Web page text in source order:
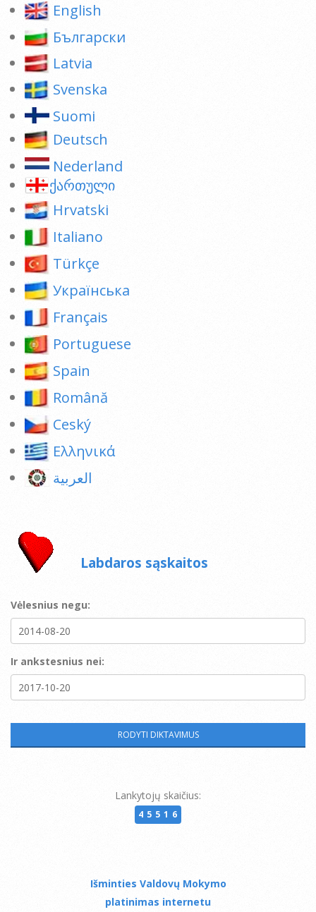
English
Български
Latvia
Svenska
Suomi
Deutsch
Nederland
ქართული
Hrvatski
Italiano
Türkçe
Українська
Français
Portuguese
Spain
Română
Ceský
Ελληνικά
العربية
Labdaros sąskaitos
Vėlesnius negu:
Ir ankstesnius nei:
Lankytojų skaičius:
45516
Išminties Valdovų Mokymo
platinimas internetu